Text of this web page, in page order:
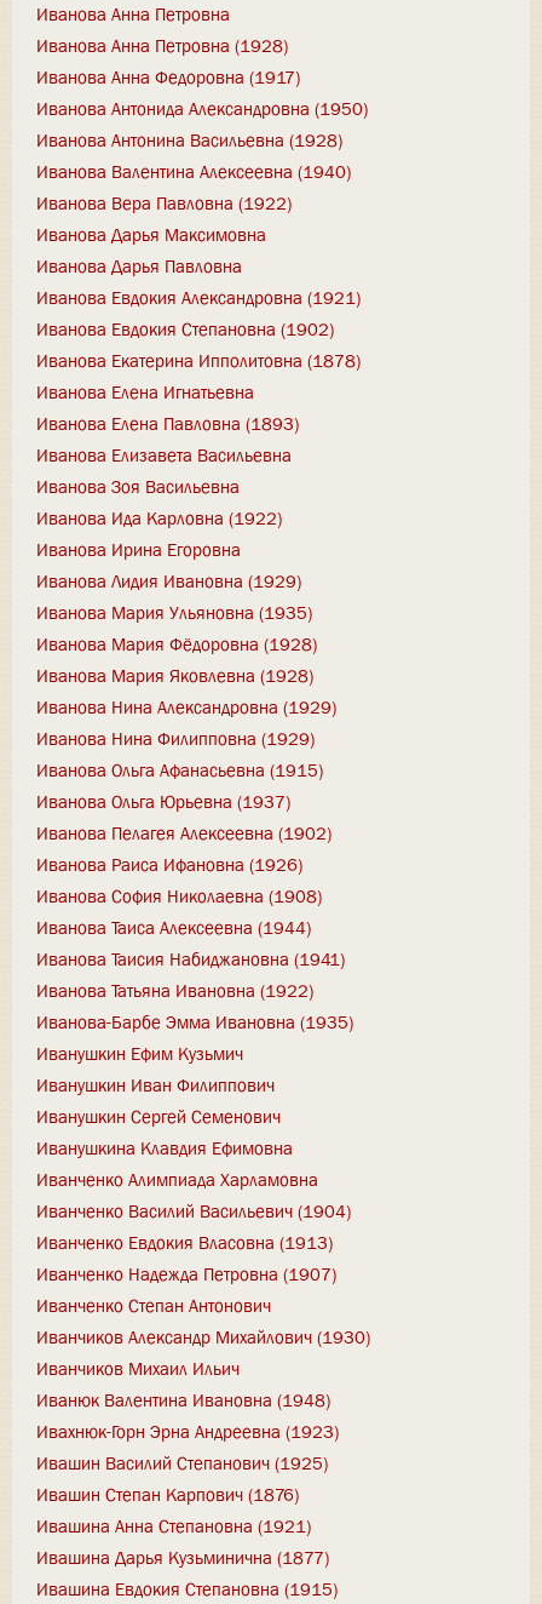
Иванова Анна Петровна
Иванова Анна Петровна (1928)
Иванова Анна Федоровна (1917)
Иванова Антонида Александровна (1950)
Иванова Антонина Васильевна (1928)
Иванова Валентина Алексеевна (1940)
Иванова Вера Павловна (1922)
Иванова Дарья Максимовна
Иванова Дарья Павловна
Иванова Евдокия Александровна (1921)
Иванова Евдокия Степановна (1902)
Иванова Екатерина Ипполитовна (1878)
Иванова Елена Игнатьевна
Иванова Елена Павловна (1893)
Иванова Елизавета Васильевна
Иванова Зоя Васильевна
Иванова Ида Карловна (1922)
Иванова Ирина Егоровна
Иванова Лидия Ивановна (1929)
Иванова Мария Ульяновна (1935)
Иванова Мария Фёдоровна (1928)
Иванова Мария Яковлевна (1928)
Иванова Нина Александровна (1929)
Иванова Нина Филипповна (1929)
Иванова Ольга Афанасьевна (1915)
Иванова Ольга Юрьевна (1937)
Иванова Пелагея Алексеевна (1902)
Иванова Раиса Ифановна (1926)
Иванова София Николаевна (1908)
Иванова Таиса Алексеевна (1944)
Иванова Таисия Набиджановна (1941)
Иванова Татьяна Ивановна (1922)
Иванова-Барбе Эмма Ивановна (1935)
Иванушкин Ефим Кузьмич
Иванушкин Иван Филиппович
Иванушкин Сергей Семенович
Иванушкина Клавдия Ефимовна
Иванченко Алимпиада Харламовна
Иванченко Василий Васильевич (1904)
Иванченко Евдокия Власовна (1913)
Иванченко Надежда Петровна (1907)
Иванченко Степан Антонович
Иванчиков Александр Михайлович (1930)
Иванчиков Михаил Ильич
Иванюк Валентина Ивановна (1948)
Ивахнюк-Горн Эрна Андреевна (1923)
Ивашин Василий Степанович (1925)
Ивашин Степан Карпович (1876)
Ивашина Анна Степановна (1921)
Ивашина Дарья Кузьминична (1877)
Ивашина Евдокия Степановна (1915)